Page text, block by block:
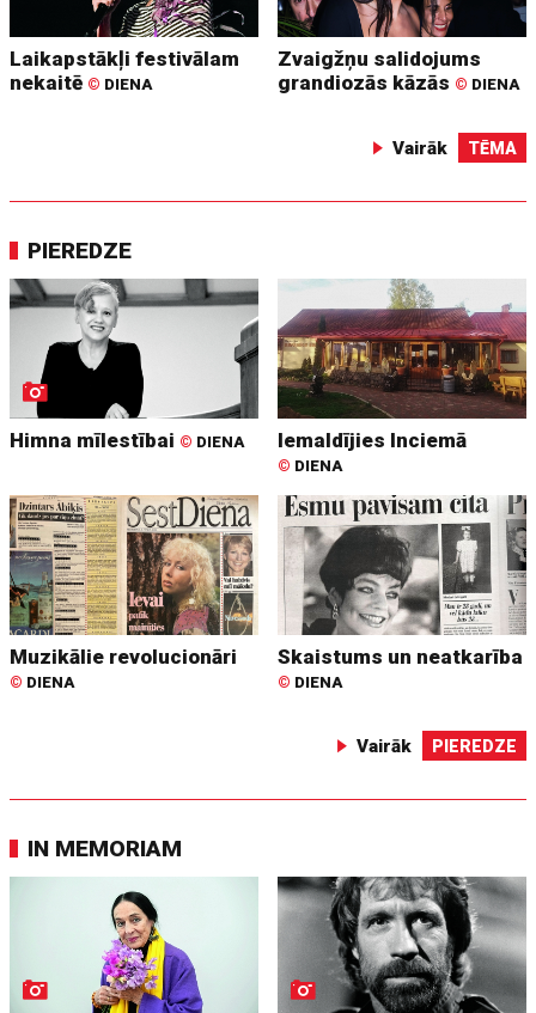
Laikapstākļi festivālam
nekaitē © DIENA
Zvaigžņu salidojums
grandiozās kāzās © DIENA
Vairāk TĒMA
PIEREDZE
Himna mīlestībai © DIENA Iemaldījies Inciemā
© DIENA
Muzikālie revolucionāri
© DIENA
Skaistums un neatkarība
© DIENA
Vairāk PIEREDZE
IN MEMORIAM